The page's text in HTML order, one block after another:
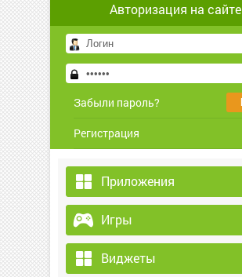
Авторизация на сайте
Забыли пароль?
Регистрация
Приложения
Игры
Виджеты